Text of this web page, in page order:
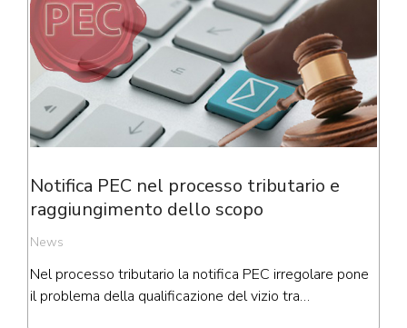
Notifica PEC nel processo tributario e
raggiungimento dello scopo
News
Nel processo tributario la notifica PEC irregolare pone
il problema della qualificazione del vizio tra…